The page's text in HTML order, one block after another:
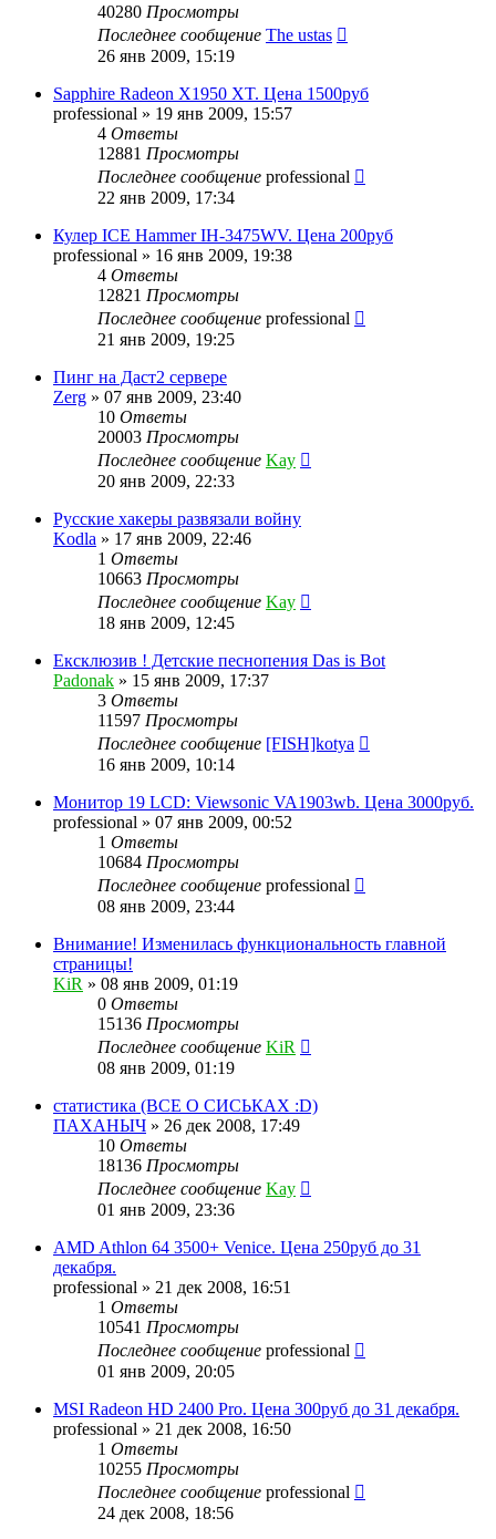
40280 Просмотры
Последнее сообщение The ustas
26 янв 2009, 15:19
Sapphire Radeon X1950 XT. Цена 1500руб
professional » 19 янв 2009, 15:57
4 Ответы
12881 Просмотры
Последнее сообщение professional
22 янв 2009, 17:34
Кулер ICE Hammer IH-3475WV. Цена 200руб
professional » 16 янв 2009, 19:38
4 Ответы
12821 Просмотры
Последнее сообщение professional
21 янв 2009, 19:25
Пинг на Даст2 сервере
Zerg » 07 янв 2009, 23:40
10 Ответы
20003 Просмотры
Последнее сообщение Kay
20 янв 2009, 22:33
Русские хакеры развязали войну
Kodla » 17 янв 2009, 22:46
1 Ответы
10663 Просмотры
Последнее сообщение Kay
18 янв 2009, 12:45
Ексклюзив ! Детские песнопения Das is Bot
Padonak » 15 янв 2009, 17:37
3 Ответы
11597 Просмотры
Последнее сообщение [FISH]kotya
16 янв 2009, 10:14
Монитор 19 LCD: Viewsonic VA1903wb. Цена 3000руб.
professional » 07 янв 2009, 00:52
1 Ответы
10684 Просмотры
Последнее сообщение professional
08 янв 2009, 23:44
Внимание! Изменилась функциональность главной
страницы!
KiR » 08 янв 2009, 01:19
0 Ответы
15136 Просмотры
Последнее сообщение KiR
08 янв 2009, 01:19
статистика (ВСЕ О СИСЬКАХ :D)
ПАХАНЫЧ » 26 дек 2008, 17:49
10 Ответы
18136 Просмотры
Последнее сообщение Kay
01 янв 2009, 23:36
AMD Athlon 64 3500+ Venice. Цена 250руб до 31
декабря.
professional » 21 дек 2008, 16:51
1 Ответы
10541 Просмотры
Последнее сообщение professional
01 янв 2009, 20:05
MSI Radeon HD 2400 Pro. Цена 300руб до 31 декабря.
professional » 21 дек 2008, 16:50
1 Ответы
10255 Просмотры
Последнее сообщение professional
24 дек 2008, 18:56